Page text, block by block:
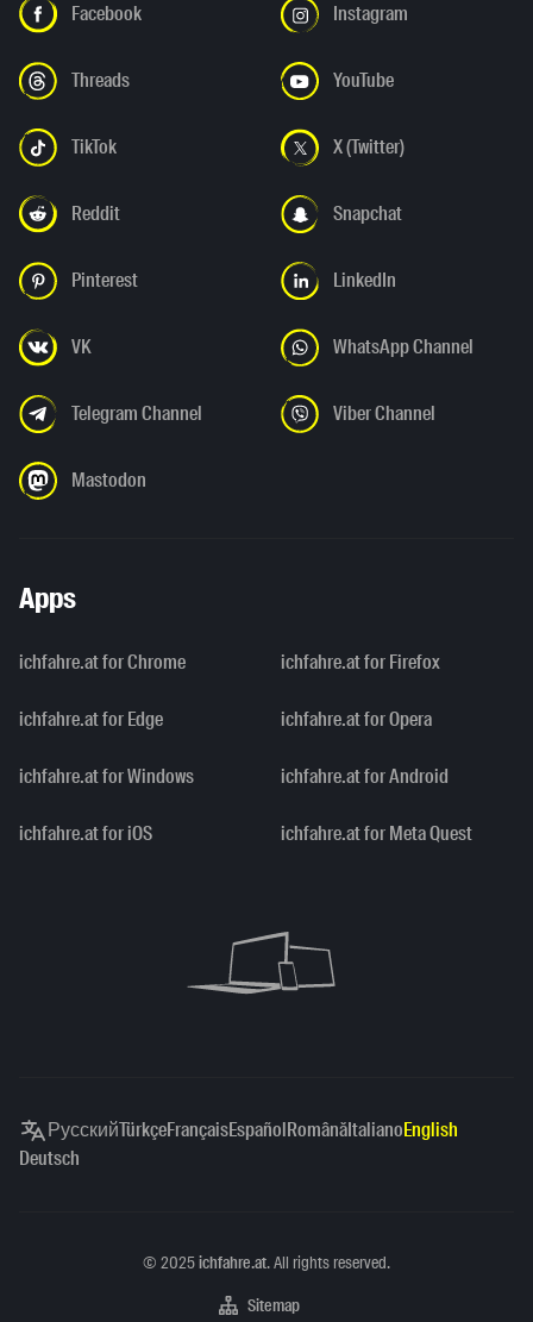
Facebook Instagram
Threads YouTube
TikTok X (Twitter)
Reddit Snapchat
Pinterest LinkedIn
VK WhatsApp Channel
Telegram Channel Viber Channel
Mastodon
Apps
ichfahre.at for Chrome ichfahre.at for Firefox
ichfahre.at for Edge ichfahre.at for Opera
ichfahre.at for Windows ichfahre.at for Android
ichfahre.at for iOS ichfahre.at for Meta Quest
РусскийTürkçeFrançaisEspañolRomânăItalianoEnglish
Deutsch
Copyright
© 2025ichfahre.at. All rights reserved.
Sitemap